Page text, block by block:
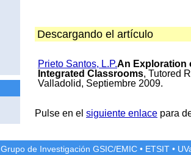
Descargando el artículo
Prieto Santos, L.P.An Exploration
Integrated Classrooms, Tutored
Valladolid, Septiembre 2009.
Pulse en el siguiente enlace para
Grupo de Investigación GSIC/EMIC • ETSIT •